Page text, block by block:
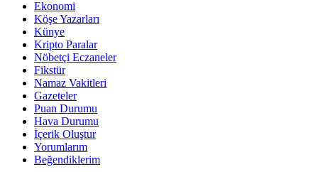
Ekonomi
Köşe Yazarları
Künye
Kripto Paralar
Nöbetçi Eczaneler
Fikstür
Namaz Vakitleri
Gazeteler
Puan Durumu
Hava Durumu
İçerik Oluştur
Yorumlarım
Beğendiklerim